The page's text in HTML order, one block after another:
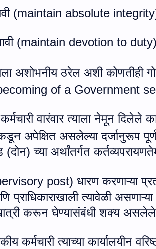
(maintain absolute integrity
(maintain devotion to duty)
अशोभनीय ठरेल अशी कोणतीही
of a Government
वारंवार त्याला नेमून दिलेले
अपेक्षित असलेल्या दर्जानुरूप
च्या अर्थांतर्गत
post) धारण करणाऱ्या
प्राधिकाराखाली त्यावेळी असणाऱ्या
करून घेण्यासंबंधी शक्य असलेले
कर्मचारी त्याच्या कार्यालयीन